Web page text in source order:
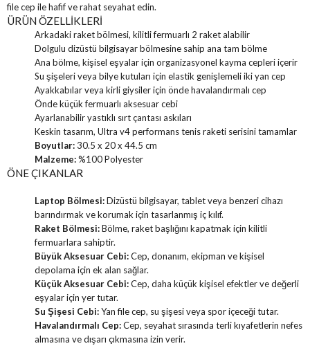
file cep ile hafif ve rahat seyahat edin.
ÜRÜN ÖZELLİKLERİ
Arkadaki raket bölmesi, kilitli fermuarlı 2 raket alabilir
Dolgulu dizüstü bilgisayar bölmesine sahip ana tam bölme
Ana bölme, kişisel eşyalar için organizasyonel kayma cepleri içerir
Su şişeleri veya bilye kutuları için elastik genişlemeli iki yan cep
Ayakkabılar veya kirli giysiler için önde havalandırmalı cep
Önde küçük fermuarlı aksesuar cebi
Ayarlanabilir yastıklı sırt çantası askıları
Keskin tasarım, Ultra v4 performans tenis raketi serisini tamamlar
Boyutlar:30.5 x 20 x 44.5 cm
Malzeme:%100 Polyester
ÖNE ÇIKANLAR
Laptop Bölmesi:Dizüstü bilgisayar, tablet veya benzeri cihazı
barındırmak ve korumak için tasarlanmış iç kılıf.
Raket Bölmesi:Bölme, raket başlığını kapatmak için kilitli
fermuarlara sahiptir.
Büyük Aksesuar Cebi:Cep, donanım, ekipman ve kişisel
depolama için ek alan sağlar.
Küçük Aksesuar Cebi:Cep, daha küçük kişisel efektler ve değerli
eşyalar için yer tutar.
Su Şişesi Cebi:Yan file cep, su şişesi veya spor içeceği tutar.
Havalandırmalı Cep:Cep, seyahat sırasında terli kıyafetlerin nefes
almasına ve dışarı çıkmasına izin verir.